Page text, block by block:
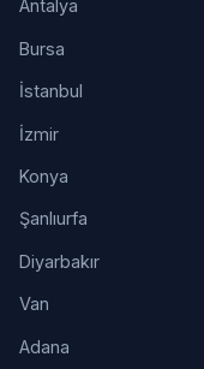
Antalya
Bursa
İstanbul
İzmir
Konya
Şanlıurfa
Diyarbakır
Van
Adana